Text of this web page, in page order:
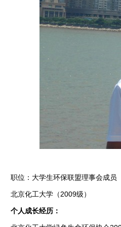
职位：大学生环保联盟理事会成员
北京化工大学（2009级）
个人成长经历：